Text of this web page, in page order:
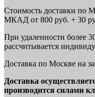
Стоимость доставки по
МКАД от 800 руб. + 30
При удаленности более
рассчитывается
Доставка по Москве на
Доставка
производится силами